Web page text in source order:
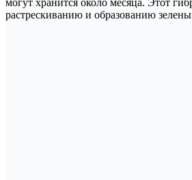
могут хранится около месяца. Этот
растрескиванию и образованию